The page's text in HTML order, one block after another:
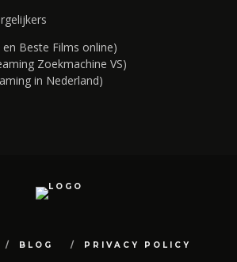
Beste Films online)
Zoekmachine VS)
in Nederland)
BLOG PRIVACY POLICY